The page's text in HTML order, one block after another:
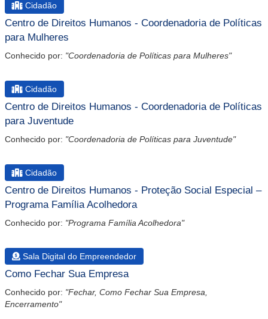
Cidadão
Centro de Direitos Humanos - Coordenadoria de Políticas
para Mulheres
Conhecido por: "Coordenadoria de Políticas para Mulheres"
Cidadão
Centro de Direitos Humanos - Coordenadoria de Políticas
para Juventude
Conhecido por: "Coordenadoria de Políticas para Juventude"
Cidadão
Centro de Direitos Humanos - Proteção Social Especial –
Programa Família Acolhedora
Conhecido por: "Programa Família Acolhedora"
Sala Digital do Empreendedor
Como Fechar Sua Empresa
Conhecido por: "Fechar, Como Fechar Sua Empresa,
Encerramento"